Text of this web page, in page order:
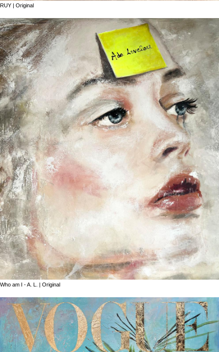
RUY | Original
Who am I - A. L. | Original